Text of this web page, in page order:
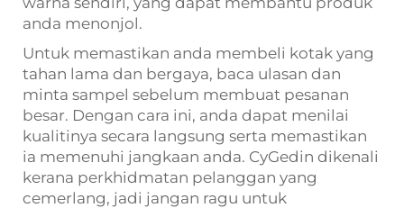
anda menonjol.
Untuk memastikan anda membeli kotak yang
tahan lama dan bergaya, baca ulasan dan
minta sampel sebelum membuat pesanan
besar. Dengan cara ini, anda dapat menilai
kualitinya secara langsung serta memastikan
ia memenuhi jangkaan anda. CyGedin dikenali
kerana perkhidmatan pelanggan yang
cemerlang, jadi jangan ragu untuk